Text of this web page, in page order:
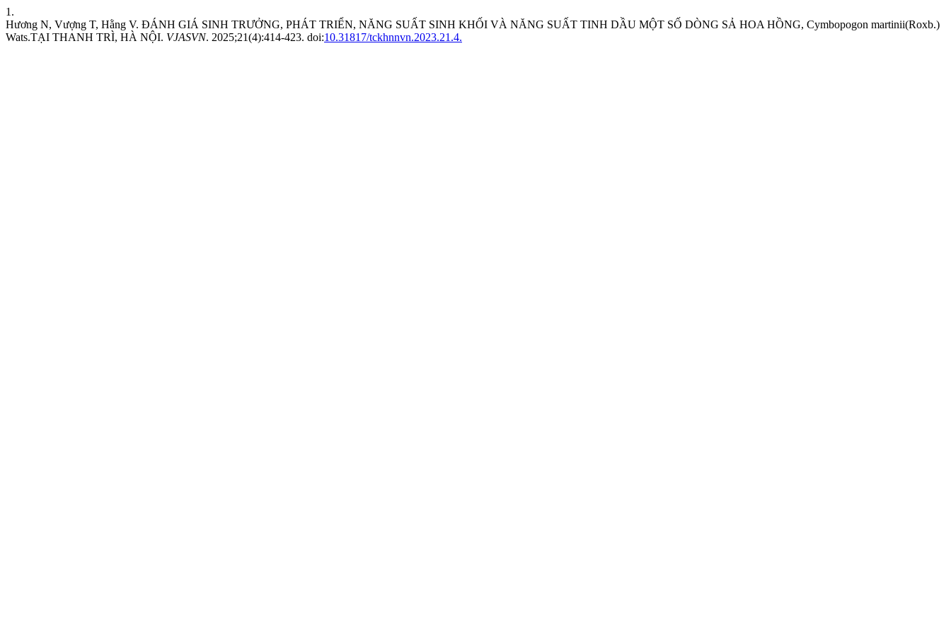
1.
Hương N, Vượng T, Hằng V. ĐÁNH GIÁ SINH TRƯỞNG, PHÁT TRIỂN, NĂNG SUẤT SINH KHỐI VÀ NĂNG SUẤT TINH DẦU MỘT SỐ DÒNG SẢ HOA HỒNG, Cymbopogon martinii(Roxb.)
Wats.TẠI THANH TRÌ, HÀ NỘI. VJASVN. 2025;21(4):414-423. doi:10.31817/tckhnnvn.2023.21.4.